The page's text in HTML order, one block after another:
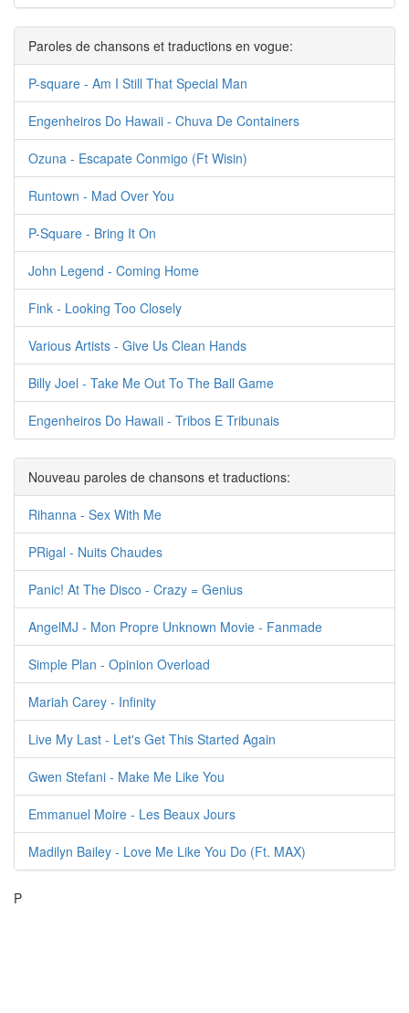
Paroles de chansons et traductions en vogue:
P-square - Am I Still That Special Man
Engenheiros Do Hawaii - Chuva De Containers
Ozuna - Escapate Conmigo (Ft Wisin)
Runtown - Mad Over You
P-Square - Bring It On
John Legend - Coming Home
Fink - Looking Too Closely
Various Artists - Give Us Clean Hands
Billy Joel - Take Me Out To The Ball Game
Engenheiros Do Hawaii - Tribos E Tribunais
Nouveau paroles de chansons et traductions:
Rihanna - Sex With Me
PRigal - Nuits Chaudes
Panic! At The Disco - Crazy = Genius
AngelMJ - Mon Propre Unknown Movie - Fanmade
Simple Plan - Opinion Overload
Mariah Carey - Infinity
Live My Last - Let's Get This Started Again
Gwen Stefani - Make Me Like You
Emmanuel Moire - Les Beaux Jours
Madilyn Bailey - Love Me Like You Do (Ft. MAX)
P